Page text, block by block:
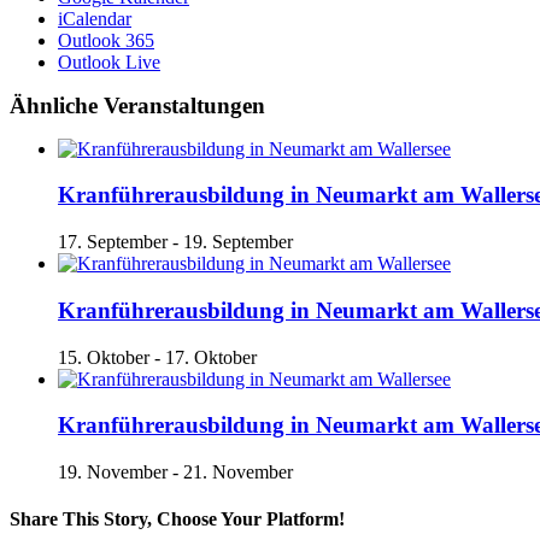
iCalendar
Outlook 365
Outlook Live
Ähnliche Veranstaltungen
Kranführerausbildung in Neumarkt am
17. September- 19. September
Kranführerausbildung in Neumarkt am
15. Oktober- 17. Oktober
Kranführerausbildung in Neumarkt am
19. November- 21. November
Share This Story, Choose Your Platform!